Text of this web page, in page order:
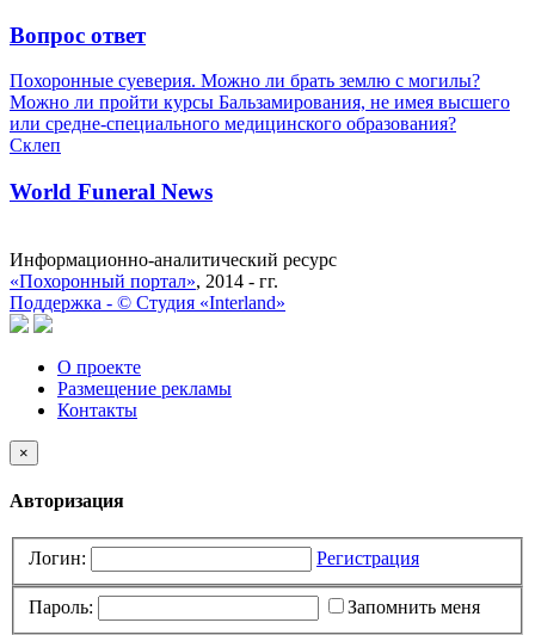
Вопрос ответ
Похоронные суеверия. Можно ли брать землю с могилы?
Можно ли пройти курсы Бальзамирования, не имея высшего
или средне-специального медицинского образования?
Склеп
World Funeral News
Информационно-аналитический ресурс
«Похоронный портал», 2014 - гг.
Поддержка - © Cтудия «Interland»
О проекте
Размещение рекламы
Контакты
×
Авторизация
Логин: Регистрация
Пароль: Запомнить меня